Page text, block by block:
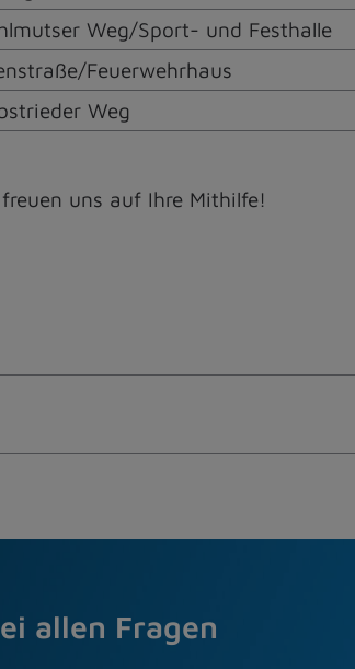
Weg/Sport- und Festhalle
Feuerwehrhaus
Weg
uns auf Ihre Mithilfe!
allen Fragen